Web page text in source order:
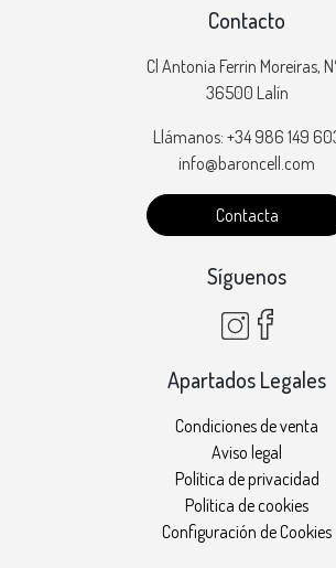
Contacto
Cl Antonia Ferrin Moreiras,
36500 Lalín
Llámanos: +34 986 149
info@baroncell.com
Contacta
Síguenos
Apartados Legales
Condiciones de venta
Aviso legal
Política de privacidad
Política de cookies
Configuración de Cookies